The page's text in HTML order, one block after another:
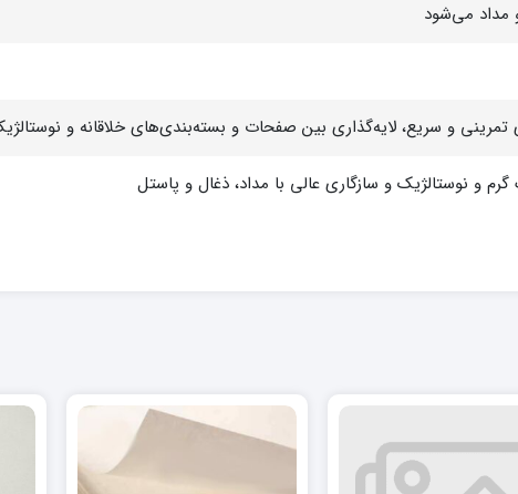
مداد می‌شود
و سریع، لایه‌گذاری بین صفحات و بسته‌بندی‌های خلاقانه و
و نوستالژیک و سازگاری عالی با مداد، ذغال و پاستل